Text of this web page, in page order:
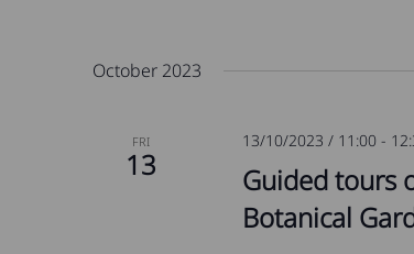
October 2023
FRI
13
13/10/2023 / 11:00-
Guided tours
Botanical